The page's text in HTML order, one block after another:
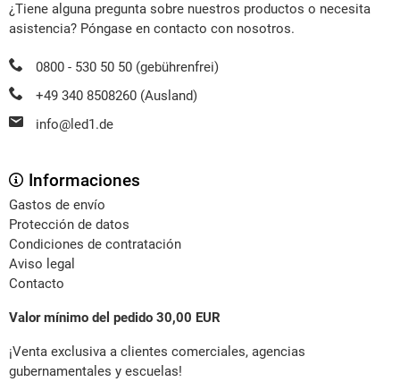
¿Tiene alguna pregunta sobre nuestros productos o necesita
asistencia? Póngase en contacto con nosotros.
0800 - 530 50 50 (gebührenfrei)
+49 340 8508260 (Ausland)
info@led1.de
Informaciones
Gastos de envío
Protección de datos
Condiciones de contratación
Aviso legal
Contacto
Valor mínimo del pedido 30,00 EUR
¡Venta exclusiva a clientes comerciales, agencias
gubernamentales y escuelas!